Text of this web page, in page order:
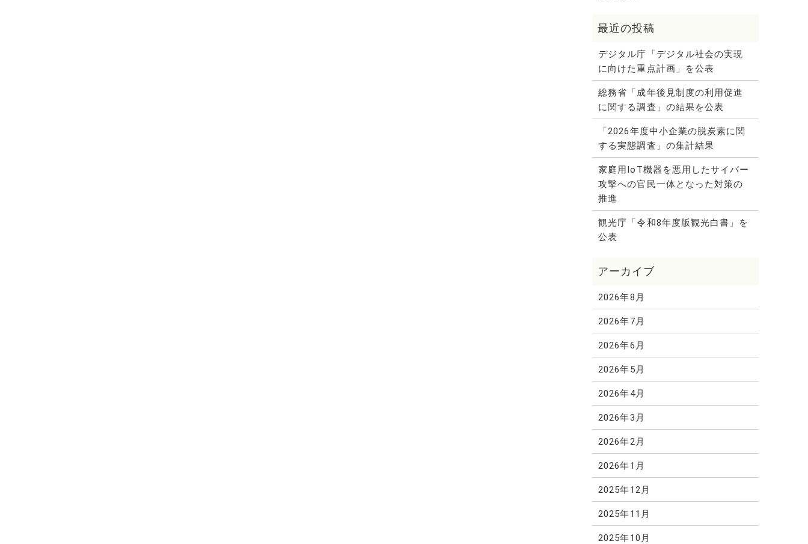
デジタル庁「デジタル社会の実現
に向けた重点計画」を公表
総務省「成年後見制度の利用促進
に関する調査」の結果を公表
「2026年度中小企業の脱炭素に関
する実態調査」の集計結果
家庭用IoT機器を悪用したサイバー
攻撃への官民一体となった対策の
推進
観光庁「令和8年度版観光白書」を
公表
2026年8月
2026年7月
2026年6月
2026年5月
2026年4月
2026年3月
2026年2月
2026年1月
2025年12月
2025年11月
2025年10月